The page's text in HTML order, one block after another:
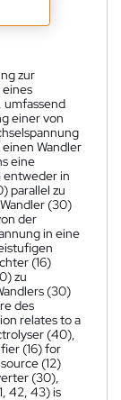
zur
umfassend
einer von
Wandler
eine
entweder in
parallel zu
(30)
der
in eine
(16)
zu
(30)
des
relates to a
(40),
(16) for
(12)
(30),
42, 43) is